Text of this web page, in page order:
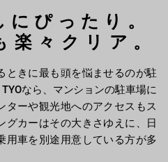
ぴったり。
々クリア。
ときに最も頭を悩ませるのが駐
なら、マンションの駐車場に
ターや観光地へのアクセスもス
グカーはその大きさゆえに、日
用車を別途用意している方が多